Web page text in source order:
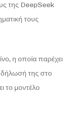
της DeepSeek
τους
η οποία παρέχει
δήλωσή της στο
το μοντέλο